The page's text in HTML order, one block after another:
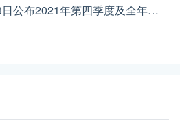
极光将于2022年3月3日公布2021年第四季度及全年财报